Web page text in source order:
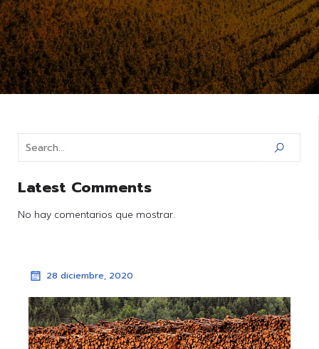
Latest Comments
No hay comentarios que mostrar.
28 diciembre, 2020